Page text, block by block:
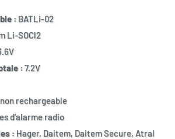
: BATLi-02
Li-SOCl2
:7.2V
rechargeable
d’alarme radio
: Hager, Daitem, Daitem Secure, Atral